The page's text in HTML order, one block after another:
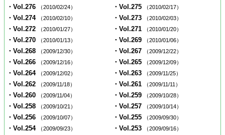
・Vol.276 （2010/02/24） ・Vol.275 （2010/02/17）
・Vol.274 （2010/02/10） ・Vol.273 （2010/02/03）
・Vol.272 （2010/01/27） ・Vol.271 （2010/01/20）
・Vol.270 （2010/01/13） ・Vol.269 （2010/01/06）
・Vol.268 （2009/12/30） ・Vol.267 （2009/12/22）
・Vol.266 （2009/12/16） ・Vol.265 （2009/12/09）
・Vol.264 （2009/12/02） ・Vol.263 （2009/11/25）
・Vol.262 （2009/11/18） ・Vol.261 （2009/11/11）
・Vol.260 （2009/11/04） ・Vol.259 （2009/10/28）
・Vol.258 （2009/10/21） ・Vol.257 （2009/10/14）
・Vol.256 （2009/10/07） ・Vol.255 （2009/09/30）
・Vol.254 （2009/09/23） ・Vol.253 （2009/09/16）